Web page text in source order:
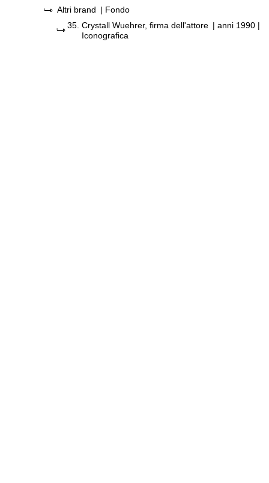
Altri brand | Fondo
35. Crystall Wuehrer, firma dell'attore | anni 1990 |
Iconografica